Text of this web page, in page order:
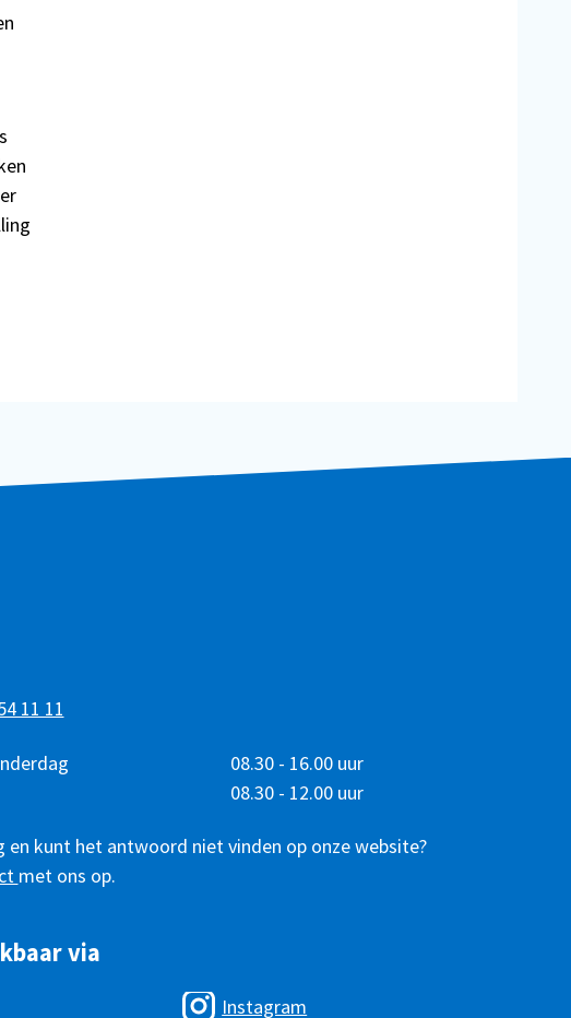
11 11
08.30 - 16.00 uur
08.30 - 12.00 uur
en kunt het antwoord niet vinden op onze website?
met ons op.
via
Instagram